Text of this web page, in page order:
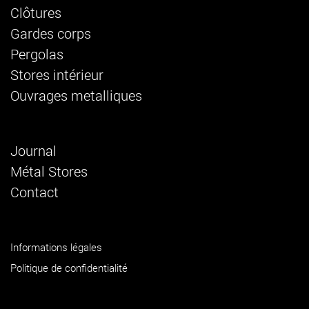
Clôtures
Gardes corps
Pergolas
Stores intérieur
Ouvrages metalliques
Journal
Métal Stores
Contact
Informations légales
Politique de confidentialité